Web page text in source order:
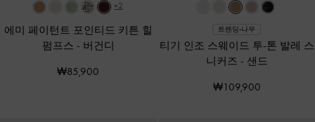
+2
에미 페이턴트 포인티드 키튼 힐
펌프스 - 버건디
₩85,900
트렌딩-나우
티기 인조 스웨이드 투-톤 발레 스
니커즈 - 샌드
₩109,900